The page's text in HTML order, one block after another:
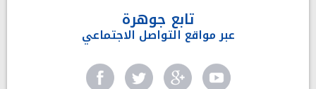
تابع جوهرة
عبر مواقع التواصل الاجتماعي